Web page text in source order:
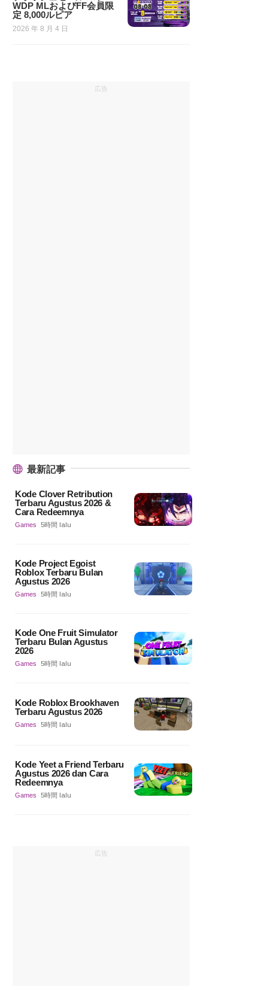
WDP MLおよびFF会員限
定 8,000ルピア
2026 年 8 月 4 日
広告
最新記事
Kode Clover Retribution
Terbaru Agustus 2026 &
Cara Redeemnya
Games 5時間 lalu
Kode Project Egoist
Roblox Terbaru Bulan
Agustus 2026
Games 5時間 lalu
Kode One Fruit Simulator
Terbaru Bulan Agustus
2026
Games 5時間 lalu
Kode Roblox Brookhaven
Terbaru Agustus 2026
Games 5時間 lalu
Kode Yeet a Friend Terbaru
Agustus 2026 dan Cara
Redeemnya
Games 5時間 lalu
広告